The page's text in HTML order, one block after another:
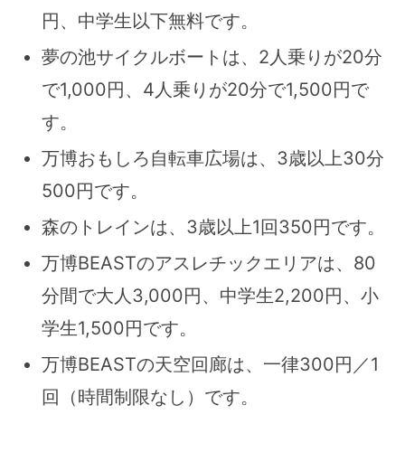
円、中学生以下無料です。
夢の池サイクルボートは、2人乗りが20分
で1,000円、4人乗りが20分で1,500円で
す。
万博おもしろ自転車広場は、3歳以上30分
500円です。
森のトレインは、3歳以上1回350円です。
万博BEASTのアスレチックエリアは、80
分間で大人3,000円、中学生2,200円、小
学生1,500円です。
万博BEASTの天空回廊は、一律300円／1
回（時間制限なし）です。